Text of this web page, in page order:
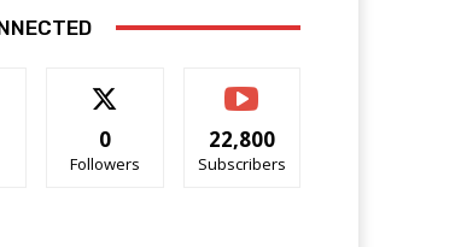
0
Followers
22,800
Subscribers